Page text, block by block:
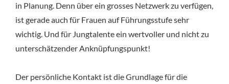
in Planung. Denn über ein grosses Netzwerk zu verfügen,
ist gerade auch für Frauen auf Führungsstufe sehr
wichtig. Und für Jungtalente ein wertvoller und nicht zu
unterschätzender Anknüpfungspunkt!
Der persönliche Kontakt ist die Grundlage für die